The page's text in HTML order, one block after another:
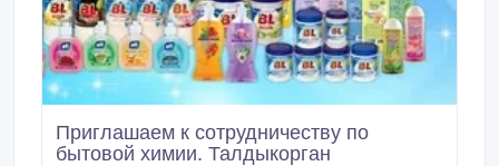
Приглашаем к сотрудничеству по
бытовой химии. Талдыкорган